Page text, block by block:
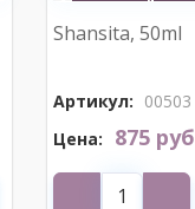
Shansita, 50ml
Артикул: 00503
Цена:
875 руб